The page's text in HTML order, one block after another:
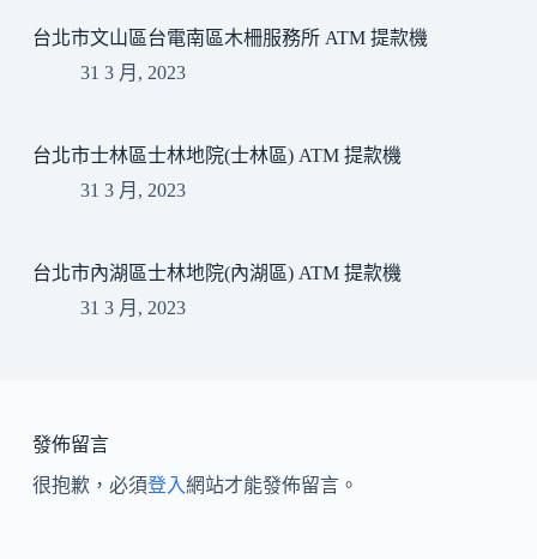
台北市文山區台電南區木柵服務所 ATM 提款機
31 3 月, 2023
台北市士林區士林地院(士林區) ATM 提款機
31 3 月, 2023
台北市內湖區士林地院(內湖區) ATM 提款機
31 3 月, 2023
發佈留言
很抱歉，必須登入網站才能發佈留言。